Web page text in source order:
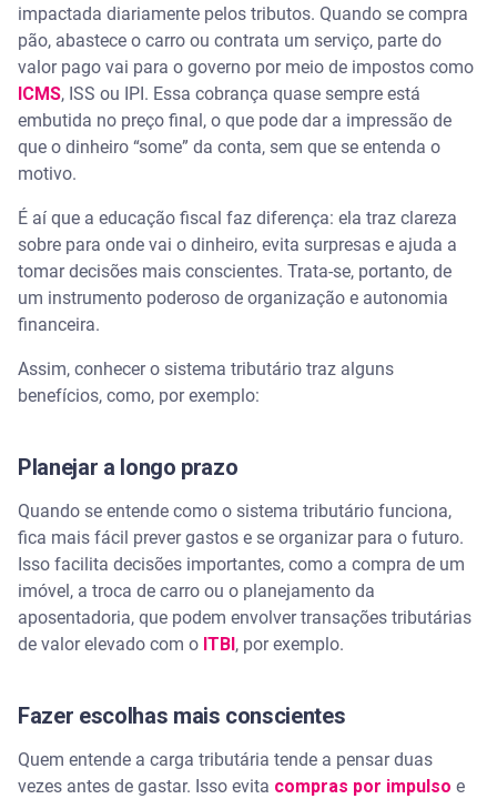
impactada diariamente pelos tributos. Quando se compra
pão, abastece o carro ou contrata um serviço, parte do
valor pago vai para o governo por meio de impostos como
ICMS, ISS ou IPI. Essa cobrança quase sempre está
embutida no preço final, o que pode dar a impressão de
que o dinheiro “some” da conta, sem que se entenda o
motivo.
É aí que a educação fiscal faz diferença: ela traz clareza
sobre para onde vai o dinheiro, evita surpresas e ajuda a
tomar decisões mais conscientes. Trata-se, portanto, de
um instrumento poderoso de organização e autonomia
financeira.
Assim, conhecer o sistema tributário traz alguns
benefícios, como, por exemplo:
Planejar a longo prazo
Quando se entende como o sistema tributário funciona,
fica mais fácil prever gastos e se organizar para o futuro.
Isso facilita decisões importantes, como a compra de um
imóvel, a troca de carro ou o planejamento da
aposentadoria, que podem envolver transações tributárias
de valor elevado com o ITBI , por exemplo.
Fazer escolhas mais conscientes
Quem entende a carga tributária tende a pensar duas
vezes antes de gastar. Isso evita compras por impulso e